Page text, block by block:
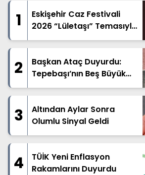
1
Eskişehir Caz Festivali
2026 “Lületaşı” Temasıyla
Geliyor
2
Başkan Ataç Duyurdu:
Tepebaşı’nın Beş Büyük
Mahallesinde Geniş
Başladı
3
Altından Aylar Sonra
Olumlu Sinyal Geldi
4
TÜİK Yeni Enflasyon
Rakamlarını Duyurdu